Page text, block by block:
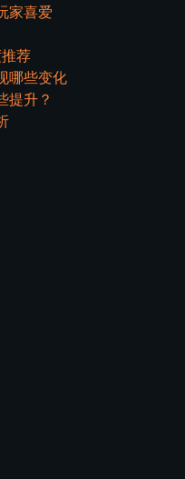
家喜爱
荐
哪些变化
提升？